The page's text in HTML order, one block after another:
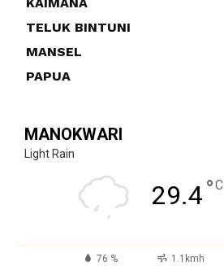
KAIMANA
TELUK BINTUNI
MANSEL
PAPUA
MANOKWARI
Light Rain
29.4°C
76 % 1.1kmh